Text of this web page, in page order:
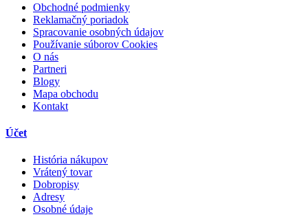
Obchodné podmienky
Reklamačný poriadok
Spracovanie osobných údajov
Používanie súborov Cookies
O nás
Partneri
Blogy
Mapa obchodu
Kontakt
Účet
História nákupov
Vrátený tovar
Dobropisy
Adresy
Osobné údaje